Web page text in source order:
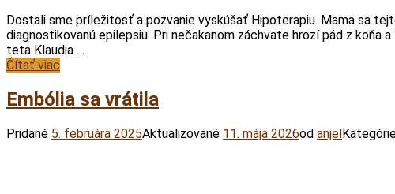
Dostali sme príležitosť a pozvanie vyskúšať Hipoterapiu. Mama sa
diagnostikovanú epilepsiu. Pri nečakanom záchvate hrozí pád z koňa
teta Klaudia …
Čítať viac
Embólia sa vrátila
Pridané 5. februára 2025Aktualizované 11. mája 2026od anjel